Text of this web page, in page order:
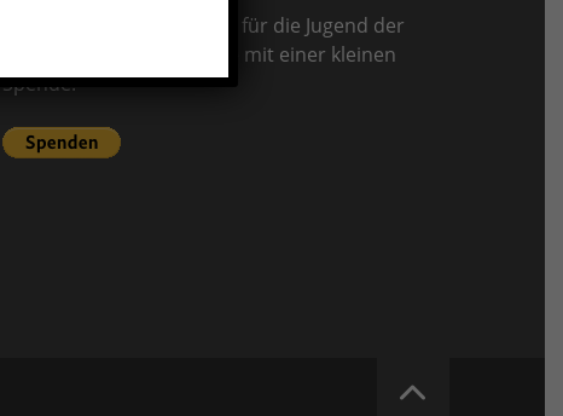
Unterstützt unsere Arbeit für die Jugend der
Elmshorn Alligators gerne mit einer kleinen
Spende.